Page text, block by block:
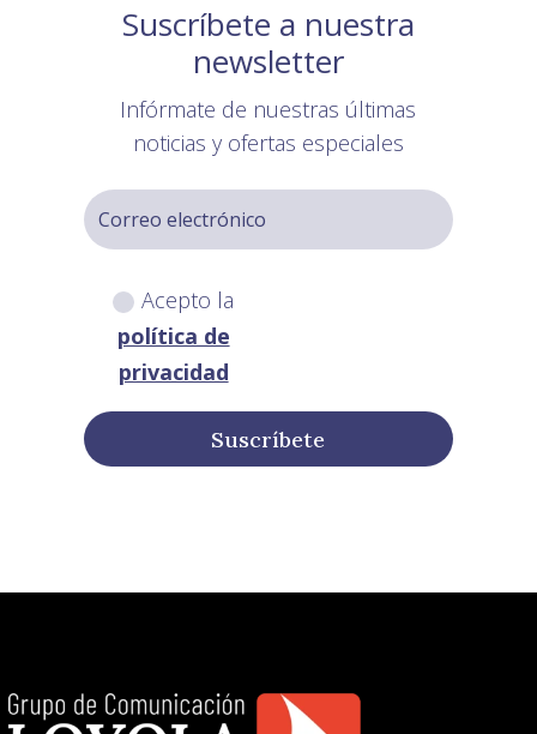
Suscríbete a nuestra
newsletter
Infórmate de nuestras últimas
noticias y ofertas especiales
Acepto la
política de
privacidad
Suscríbete